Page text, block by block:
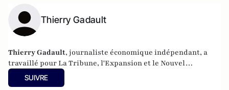
Thierry Gadault
Thierry Gadault, journaliste économique indépendant, a
travaillé pour La Tribune, l'Expansion et le Nouvel
Économiste. Il est co auteur d’"
bien française. Enquête sur le président d'EDF et ses
SUIVRE